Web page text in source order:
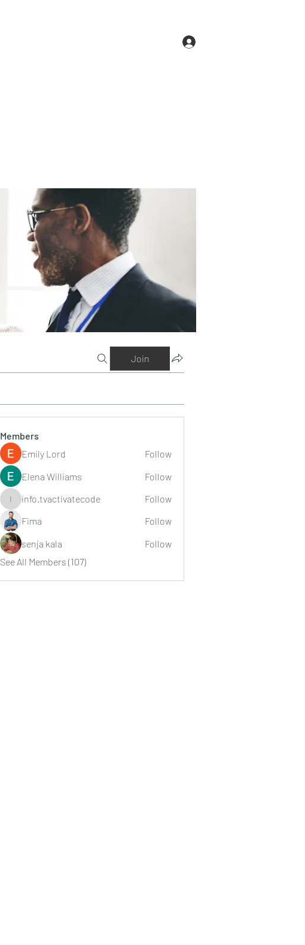
Join
Members
Emily Lord
Follow
Elena Williams
Follow
info.tvactivatecode
info.tvactivatecode
Follow
Fima
Follow
senja kala
Follow
See All Members (107)